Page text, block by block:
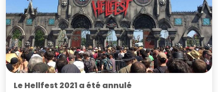
Le Hellfest 2021 a été annulé